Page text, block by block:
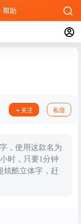
帮助
关注 私信
，使用这款名为
时，只要1分钟
炫酷立体字，赶